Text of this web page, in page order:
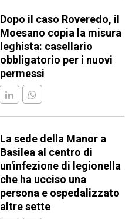
Dopo il caso Roveredo, il
Moesano copia la misura
leghista: casellario
obbligatorio per i nuovi
permessi
La sede della Manor a
Basilea al centro di
un'infezione di legionella
che ha ucciso una
persona e ospedalizzato
altre sette